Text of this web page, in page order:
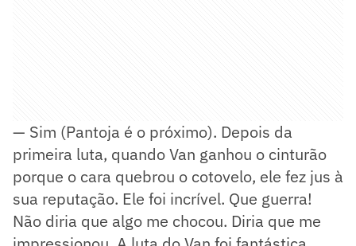
— Sim (Pantoja é o próximo). Depois da
primeira luta, quando Van ganhou o cinturão
porque o cara quebrou o cotovelo, ele fez jus à
sua reputação. Ele foi incrível. Que guerra!
Não diria que algo me chocou. Diria que me